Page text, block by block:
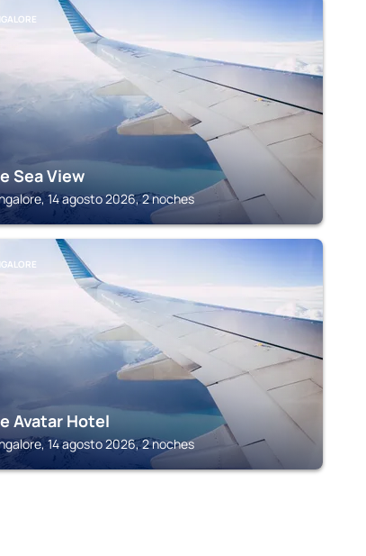
Sea View
14 agosto 2026, 2 noches
Avatar Hotel
14 agosto 2026, 2 noches